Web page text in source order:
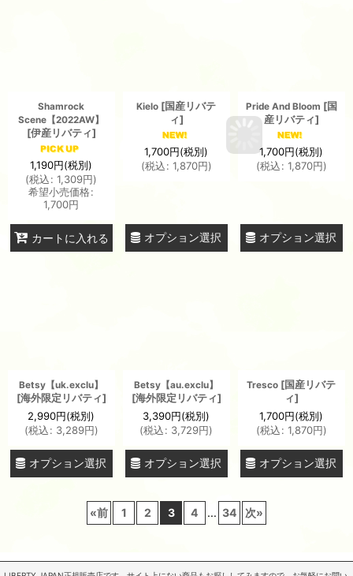
Shamrock
Scene【2022AW】
[伊産リバティ]
1,190円(税別)
(税込: 1,309円)
希望小売価格:
1,700円
カートに入れる
Kielo [国産リバテ
ィ]
1,700円(税別)
(税込: 1,870円)
オプション選択
Pride And Bloom [国
産リバティ]
1,700円(税別)
(税込: 1,870円)
オプション選択
Betsy【uk.exclu】
[海外限定リバティ]
2,990円(税別)
(税込: 3,289円)
オプション選択
Betsy【au.exclu】
[海外限定リバティ]
3,390円(税別)
(税込: 3,729円)
オプション選択
Tresco [国産リバテ
ィ]
1,700円(税別)
(税込: 1,870円)
オプション選択
«前 1 2 3 4 ... 34 次»